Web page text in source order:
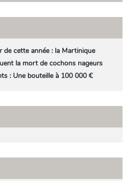
de cette année : la Martinique
la mort de cochons nageurs
: Une bouteille à 100 000 €